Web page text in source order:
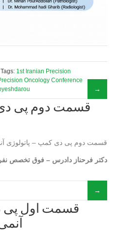
1st Iranian Precision
Oncology Conference
قسمت دوم پی
قسمت دوم پی دی کمپ – پاتولوژی
دکتر فرحناز دادرس – فوق تخصص
قسمت اول پی